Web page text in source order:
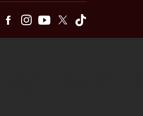
TelegramFacebookInstagramYoutubeTwitter